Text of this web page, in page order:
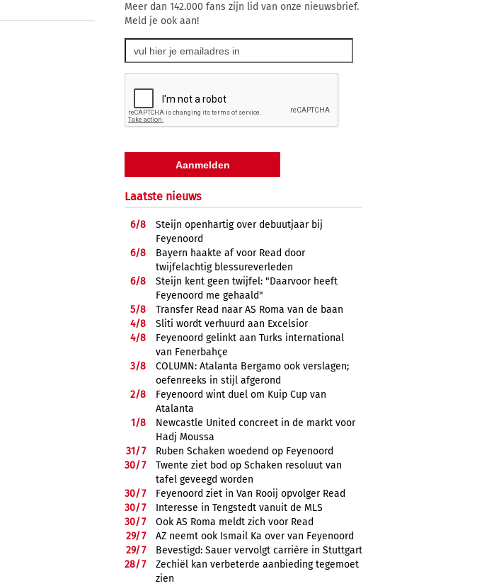
Meer dan 142.000 fans zijn lid van onze nieuwsbrief.
Meld je ook aan!
Laatste nieuws
6/8
Steijn openhartig over debuutjaar bij
Feyenoord
6/8
Bayern haakte af voor Read door
twijfelachtig blessureverleden
6/8
Steijn kent geen twijfel: "Daarvoor heeft
Feyenoord me gehaald"
5/8
Transfer Read naar AS Roma van de baan
4/8
Sliti wordt verhuurd aan Excelsior
4/8
Feyenoord gelinkt aan Turks international
van Fenerbahçe
3/8
COLUMN: Atalanta Bergamo ook verslagen;
oefenreeks in stijl afgerond
2/8
Feyenoord wint duel om Kuip Cup van
Atalanta
1/8
Newcastle United concreet in de markt voor
Hadj Moussa
31/7
Ruben Schaken woedend op Feyenoord
30/7
Twente ziet bod op Schaken resoluut van
tafel geveegd worden
30/7
Feyenoord ziet in Van Rooij opvolger Read
30/7
Interesse in Tengstedt vanuit de MLS
30/7
Ook AS Roma meldt zich voor Read
29/7
AZ neemt ook Ismail Ka over van Feyenoord
29/7
Bevestigd: Sauer vervolgt carrière in Stuttgart
28/7
Zechiël kan verbeterde aanbieding tegemoet
zien